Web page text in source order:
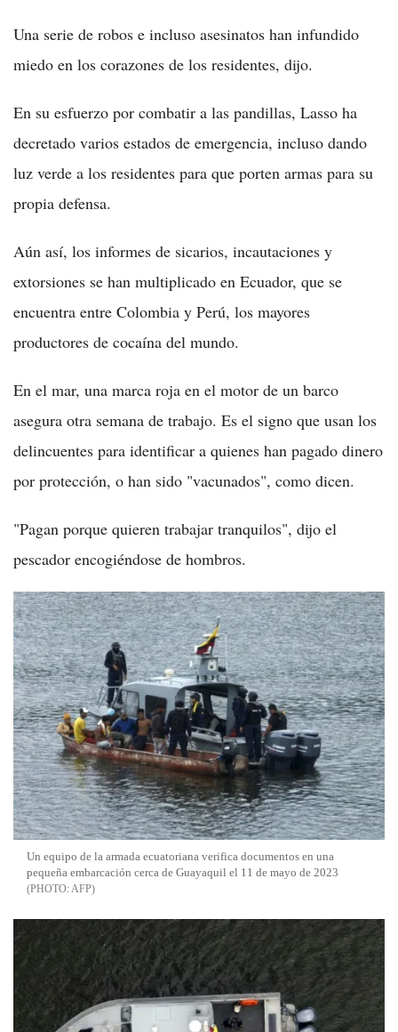
Una serie de robos e incluso asesinatos han infundido
miedo en los corazones de los residentes, dijo.
En su esfuerzo por combatir a las pandillas, Lasso ha
decretado varios estados de emergencia, incluso dando
luz verde a los residentes para que porten armas para su
propia defensa.
Aún así, los informes de sicarios, incautaciones y
extorsiones se han multiplicado en Ecuador, que se
encuentra entre Colombia y Perú, los mayores
productores de cocaína del mundo.
En el mar, una marca roja en el motor de un barco
asegura otra semana de trabajo. Es el signo que usan los
delincuentes para identificar a quienes han pagado dinero
por protección, o han sido "vacunados", como dicen.
"Pagan porque quieren trabajar tranquilos", dijo el
pescador encogiéndose de hombros.
Un equipo de la armada ecuatoriana verifica documentos en una
pequeña embarcación cerca de Guayaquil el 11 de mayo de 2023
AFP